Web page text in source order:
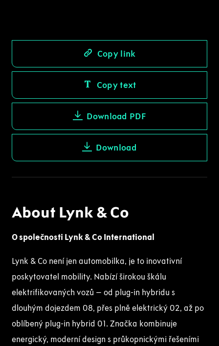
Copy link
Copy text
Download PDF
Download
About Lynk & Co
O společnosti Lynk & Co International
Lynk & Co není jen automobilka, je to inovativní
poskytovatel mobility. Nabízí širokou škálu
elektrifikovaných vozů – od plug-in hybridu s
dlouhým dojezdem 08, přes plně elektrický 02, až po
oblíbený plug-in hybrid 01. Značka kombinuje
energický, moderní design s průkopnickými řešeními